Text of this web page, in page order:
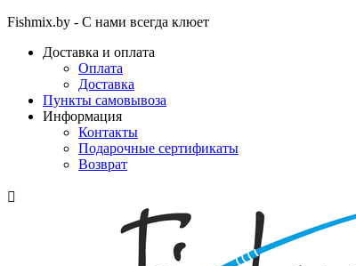
Fishmix.by - С нами всегда клюет
Доставка и оплата
Оплата
Доставка
Пункты самовывоза
Информация
Контакты
Подарочные сертификаты
Возврат
